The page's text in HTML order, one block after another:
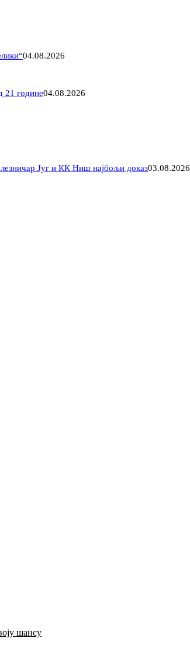
04.08.2026
21 године04.08.2026
Југ и КК Ниш најбољи доказ03.08.2026
шансу